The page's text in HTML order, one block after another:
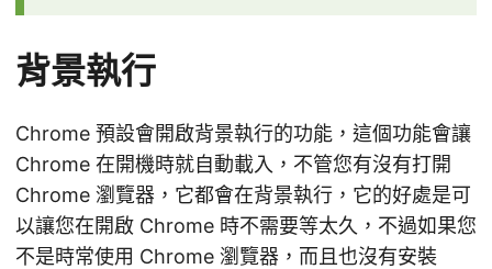
背景執行
Chrome 預設會開啟背景執行的功能，這個功能會讓
Chrome 在開機時就自動載入，不管您有沒有打開
Chrome 瀏覽器，它都會在背景執行，它的好處是可
以讓您在開啟 Chrome 時不需要等太久，不過如果您
不是時常使用 Chrome 瀏覽器，而且也沒有安裝